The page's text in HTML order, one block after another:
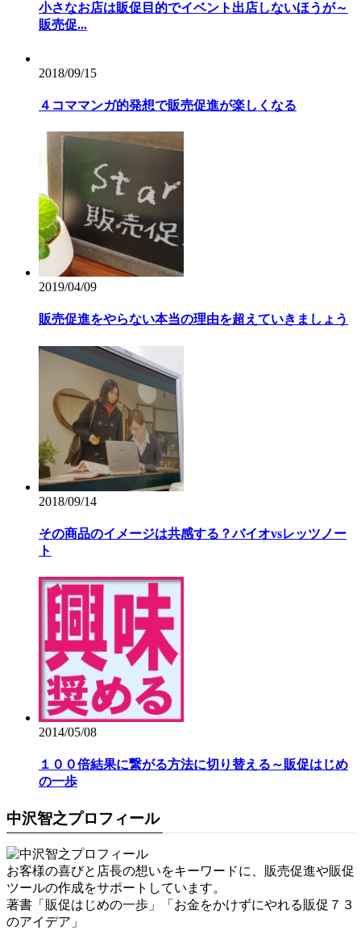
小さなお店は販促目的でイベント出店しないほうが～
販売促...
2018/09/15
４コママンガ的発想で販売促進が楽しくなる
2019/04/09
販売促進をやらない本当の理由を超えていきましょう
2018/09/14
その商品のイメージは共感する？バイオvsレッツノー
ト
2014/05/08
１００倍結果に繋がる方法に切り替える～販促はじめ
の一歩
中沢智之プロフィール
お客様の喜びと店長の想いをキーワードに、販売促進や販促
ツールの作成をサポートしています。
著書「販促はじめの一歩」「お金をかけずにやれる販促７３
のアイデア」